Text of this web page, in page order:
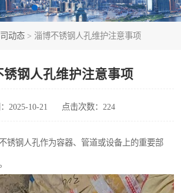
动态 > 淄博不锈钢人孔维护注意事项
锈钢人孔维护注意事项
2025-10-21 点击次数：224
锈钢人孔作为容器、管道或设备上的重要部